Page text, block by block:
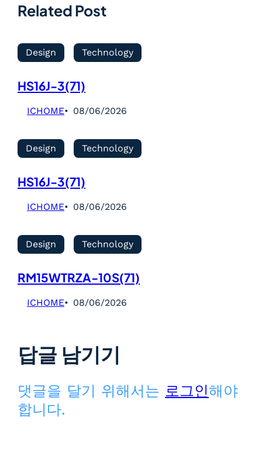
Related Post
Design Technology
HS16J-3(71)
ICHOME 08/06/2026
Design Technology
HS16J-3(71)
ICHOME 08/06/2026
Design Technology
RM15WTRZA-10S(71)
ICHOME 08/06/2026
답글 남기기
댓글을 달기 위해서는 로그인해야
합니다.